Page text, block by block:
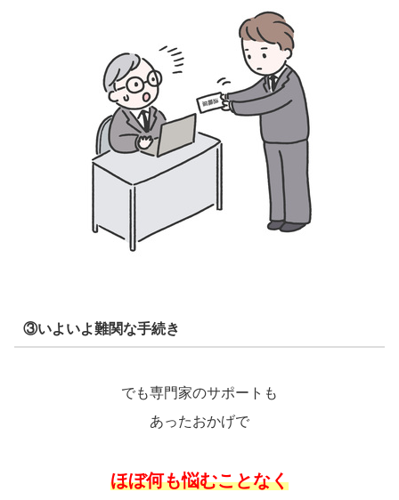
③いよいよ難関な手続き
でも専門家のサポートも
あったおかげで
ほぼ何も悩むことなく